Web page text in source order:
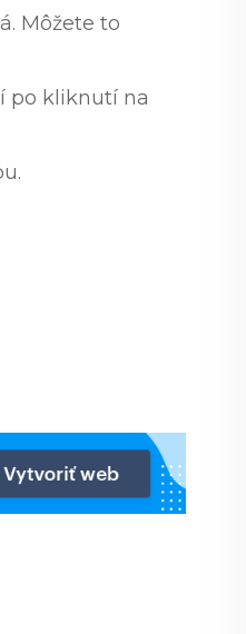
Môžete to
po kliknutí na